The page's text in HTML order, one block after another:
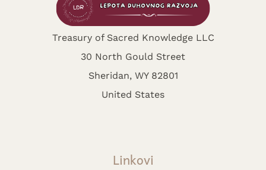
Treasury of Sacred Knowledge LLC
30 North Gould Street
Sheridan, WY 82801
United States
Linkovi